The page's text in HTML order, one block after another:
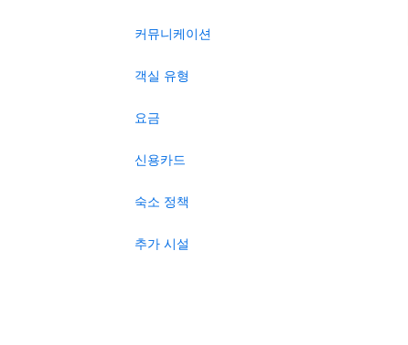
커뮤니케이션
객실 유형
요금
신용카드
숙소 정책
추가 시설